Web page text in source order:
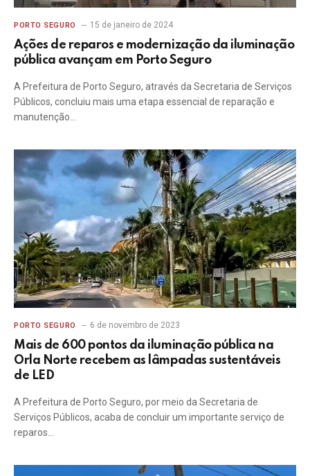
PORTO SEGURO 15 de janeiro de 2024
Ações de reparos e modernização da iluminação
pública avançam em Porto Seguro
A Prefeitura de Porto Seguro, através da Secretaria de Serviços
Públicos, concluiu mais uma etapa essencial de reparação e
manutenção…
PORTO SEGURO 6 de novembro de 2023
Mais de 600 pontos da iluminação pública na
Orla Norte recebem as lâmpadas sustentáveis
de LED
A Prefeitura de Porto Seguro, por meio da Secretaria de
Serviços Públicos, acaba de concluir um importante serviço de
reparos…